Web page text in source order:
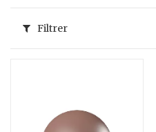
Filtrer